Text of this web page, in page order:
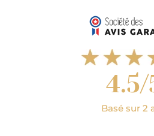
Auvergne Rhône-
Drôme
96% Olives, sel,
4.5/
Basé sur 2